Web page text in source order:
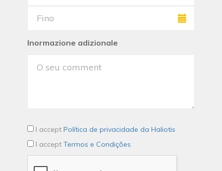
Inormazione adizionale
I accept Política de privacidade da Haliotis
I accept Termos e Condições